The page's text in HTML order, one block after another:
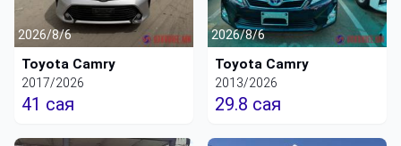
2026/8/6
Toyota Camry
2017/2026
41 сая
2026/8/6
Toyota Camry
2013/2026
29.8 сая